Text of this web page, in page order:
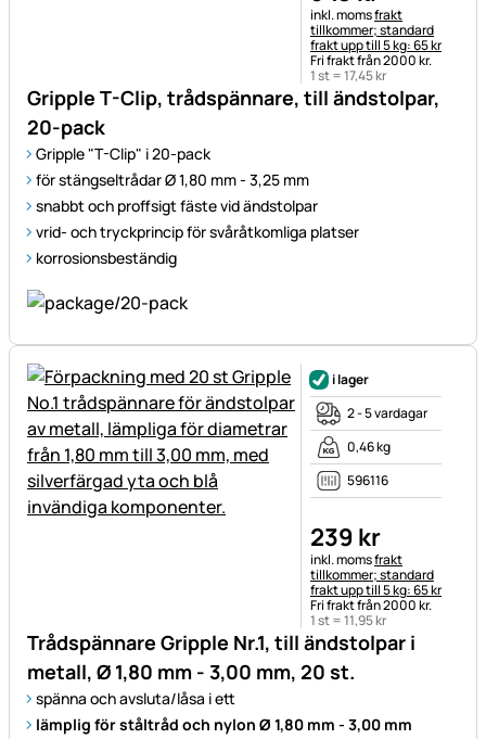
Gripple T-Clip, trådspännare, till ändstolpar,
20-pack
Gripple "T-Clip" i 20-pack
för stängseltrådar Ø 1,80 mm - 3,25 mm
snabbt och proffsigt fäste vid ändstolpar
vrid- och tryckprincip för svåråtkomliga platser
korrosionsbeständig
Skatteinformation:
inkl. momsfrakt
tillkommer; standard
frakt upp till 5 kg: 65 kr
Fri frakt från 2000 kr.
1 st =17,45kr
Trådspännare Gripple Nr.1, till ändstolpar i
metall, Ø 1,80 mm - 3,00 mm, 20 st.
spänna och avsluta/låsa i ett
lämplig för ståltråd och nylon Ø 1,80 mm - 3,00 mm
i lager
2 - 5 vardagar
0,46 kg
596116
239 kr
Skatteinformation:
inkl. momsfrakt
tillkommer; standard
frakt upp till 5 kg: 65 kr
Fri frakt från 2000 kr.
1 st =11,95kr